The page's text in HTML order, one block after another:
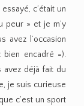
c’était un
peur » et je m’y
avez l’occasion
bien encadré =).
avez déjà fait du
je suis curieuse
c’est un sport